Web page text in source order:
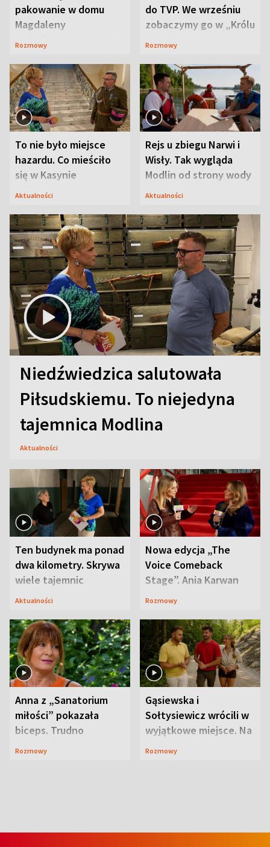
pakowanie w domu
Magdaleny
Waligórskiej-Lisieckiej.
Rozmowy
do TVP. We wrześniu
zobaczymy go w „Królu
Maciusiu I”
Rozmowy
To nie było miejsce
hazardu. Co mieściło
się w Kasynie
Oficerskim?
Aktualności
Rejs u zbiegu Narwi i
Wisły. Tak wygląda
Modlin od strony wody
Aktualności
Niedźwiedzica salutowała
Piłsudskiemu. To niejedyna
tajemnica Modlina
Aktualności
Ten budynek ma ponad
dwa kilometry. Skrywa
wiele tajemnic
Aktualności
Nowa edycja „The
Voice Comeback
Stage”. Ania Karwan
zapowiada
Rozmowy
Anna z „Sanatorium
miłości” pokazała
biceps. Trudno
uwierzyć, co przeszła
Rozmowy
Gąsiewska i
Sołtysiewicz wrócili w
wyjątkowe miejsce. Na
szlaku czekał
Rozmowy